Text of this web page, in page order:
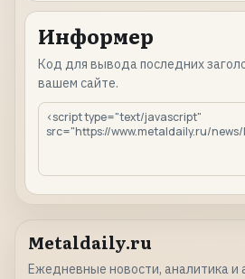
Информер
Код для вывода последних
вашем сайте.
Metaldaily.ru
Ежедневные новости, аналитика и